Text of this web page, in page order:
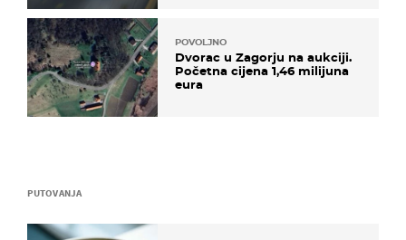
PUTOVANJA
POVOLJNO
Dvorac u Zagorju na aukciji.
Početna cijena 1,46 milijuna
eura